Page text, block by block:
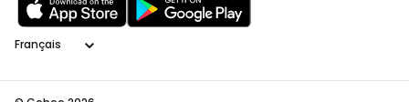
Langage